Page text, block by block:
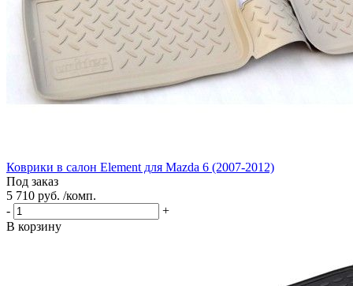
Коврики в салон Element для Mazda 6 (2007-2012)
Под заказ
5 710 руб. /комп.
-
+
В корзину